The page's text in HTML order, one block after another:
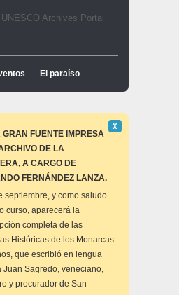
El paraíso
GRAN FUENTE IMPRESA
DE LA
A CARGO DE
FERNÁNDEZ LANZA.
Descartar
este
Χ
septiembre, y como saludo
curso, aparecerá la
completa de las
Históricas de los Monarcas
que escribió en lengua
Juan Sagredo, veneciano,
y procurador de San